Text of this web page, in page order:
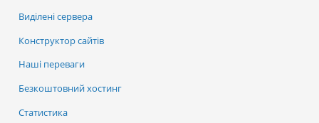
Виділені сервера
Конструктор сайтів
Наші переваги
Безкоштовний хостинг
Статистика